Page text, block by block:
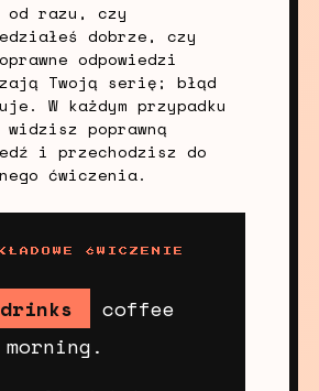
od razu, czy
dobrze, czy
odpowiedzi
Twoją serię; błąd
W każdym przypadku
widzisz poprawną
i przechodzisz do
ćwiczenia.
ĆWICZENIE
drinks
coffee